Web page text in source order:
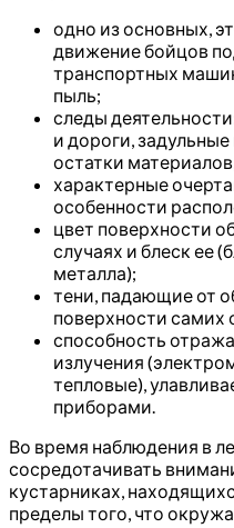
одно из основных,
движение бойцов
транспортных
пыль;
следы
и дороги,
остатки
характерные
особенности
цвет поверхности
случаях и блеск ее
металла);
тени, падающие от
поверхности самих
способность
излучения
тепловые),
приборами.
Во время наблюдения в
сосредотачивать
кустарниках,
пределы того, что